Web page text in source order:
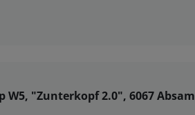
W5, "Zunterkopf 2.0", 6067 Absam